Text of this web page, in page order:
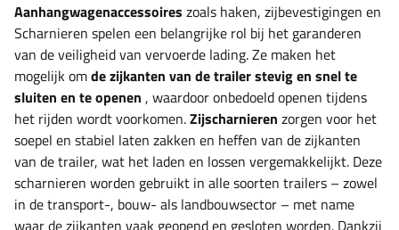
Aanhangwagenaccessoires zoals haken, zijbevestigingen en
Scharnieren spelen een belangrijke rol bij het garanderen
van de veiligheid van vervoerde lading. Ze maken het
mogelijk omde zijkanten van de trailer stevig en snel te
sluiten en te openen , waardoor onbedoeld openen tijdens
het rijden wordt voorkomen.Zijscharnieren zorgen voor het
soepel en stabiel laten zakken en heffen van de zijkanten
van de trailer, wat het laden en lossen vergemakkelijkt. Deze
scharnieren worden gebruikt in alle soorten trailers – zowel
in de transport-, bouw- als landbouwsector – met name
waar de zijkanten vaak geopend en gesloten worden. Dankzij